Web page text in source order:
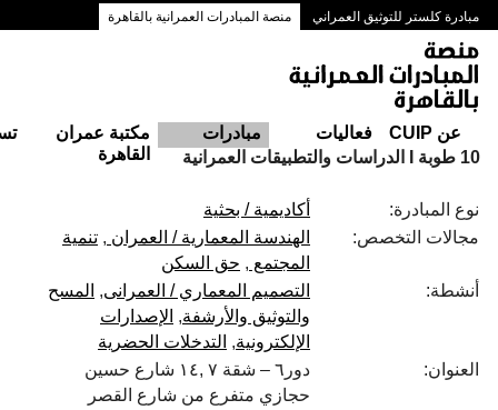
مبادرة كلستر للتوثيق العمراني منصة المبادرات العمرانية بالقاهرة
ممرات وسط البلد بالقاهرة
عن CUIP فعاليات مبادرات
مكتبة عمران
القاهرة
10 طوبة I الدراسات والتطبيقات العمرانية
نوع المبادرة:
أكاديمية / بحثية
مجالات التخصص:
الهندسة المعمارية / العمران
تنمية
المجتمع
حق السكن
أنشطة:
التصميم المعماري / العمرانى
المسح
والتوثيق والأرشفة
الإصدارات
الإلكترونية
التدخلات الحضرية
العنوان:
دور٦ – شقة ٧ ,١٤ شارع حسين
حجازي متفرع من شارع القصر